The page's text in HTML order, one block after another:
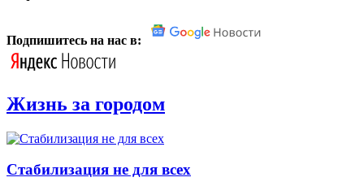
Подпишитесь на нас в:
Жизнь за городом
Стабилизация не для всех